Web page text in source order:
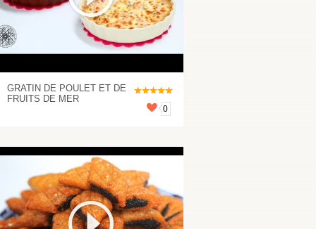
GRATIN DE POULET ET DE
FRUITS DE MER
0